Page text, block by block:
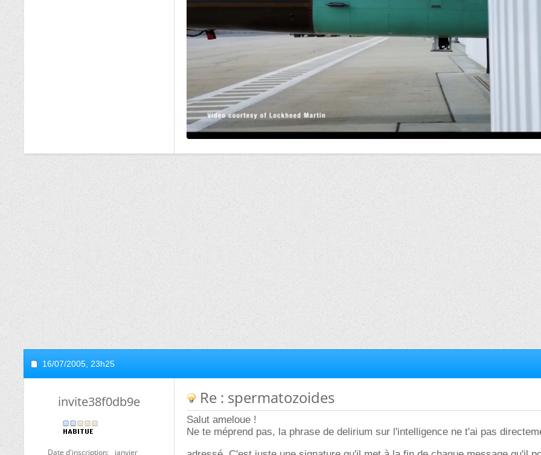
16/07/2005, 23h25
invite38f0db9e
Date d'inscription janvier
Re : spermatozoides
Salut ameloue !
Ne te méprend pas, la phrase de delirium sur l'intelligence ne t'ai pas